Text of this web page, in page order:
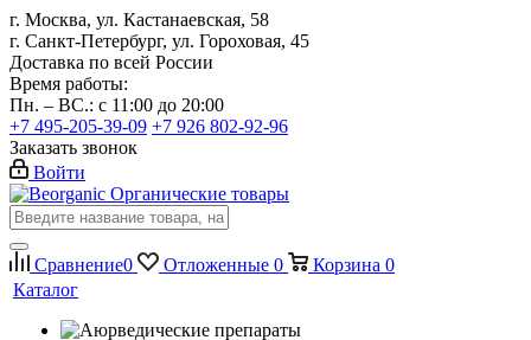
г. Москва, ул. Кастанаевская, 58
г. Санкт-Петербург, ул. Гороховая, 45
Доставка по всей России
Время работы:
Пн. – ВС.: с 11:00 до 20:00
+7 495-205-39-09 +7 926 802-92-96
Заказать звонок
Войти
Органические товары
Сравнение0 Отложенные 0 Корзина 0
Каталог